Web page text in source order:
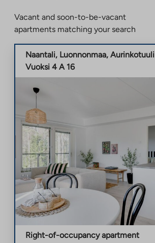
Vacant and soon-to-be-vacant
apartments matching your search
Naantali, Luonnonmaa, Aurinkotuuli
Vuoksi 4 A 16
Right-of-occupancy apartment